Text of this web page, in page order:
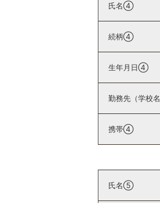
氏名④
続柄④
生年月日④
勤務先（学校
携帯④
氏名⑤